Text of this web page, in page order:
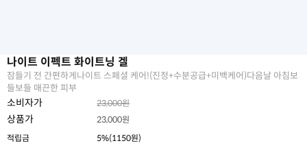
나이트 이펙트 화이트닝 겔
잠들기 전 간편하게나이트 스페셜 케어!(진정+수분공급+미백케어)다음날 아침보
들보들 매끈한 피부
소비자가 23,000원
상품가 23,000원
적립금
5%(1150원)